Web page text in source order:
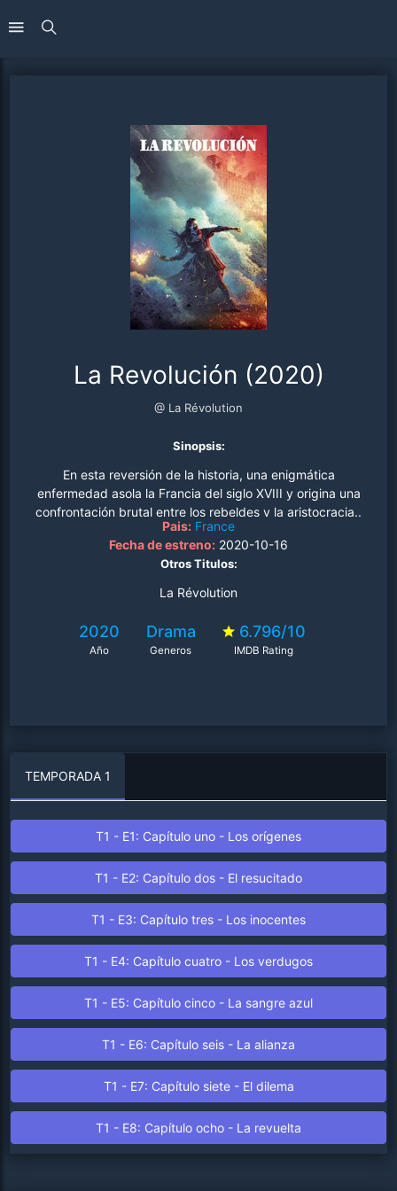
La Revolución (2020)
@ La Révolution
Sinopsis:
En esta reversión de la historia, una enigmática
enfermedad asola la Francia del siglo XVIII y origina una
confrontación brutal entre los rebeldes y la aristocracia..
Pais: France
Fecha de estreno: 2020-10-16
Otros Titulos:
La Révolution
2020
Año
Drama
Generos
6.796/10
IMDB Rating
TEMPORADA 1
T1 - E1: Capítulo uno - Los orígenes
T1 - E2: Capítulo dos - El resucitado
T1 - E3: Capítulo tres - Los inocentes
T1 - E4: Capítulo cuatro - Los verdugos
T1 - E5: Capítulo cinco - La sangre azul
T1 - E6: Capítulo seis - La alianza
T1 - E7: Capítulo siete - El dilema
T1 - E8: Capítulo ocho - La revuelta